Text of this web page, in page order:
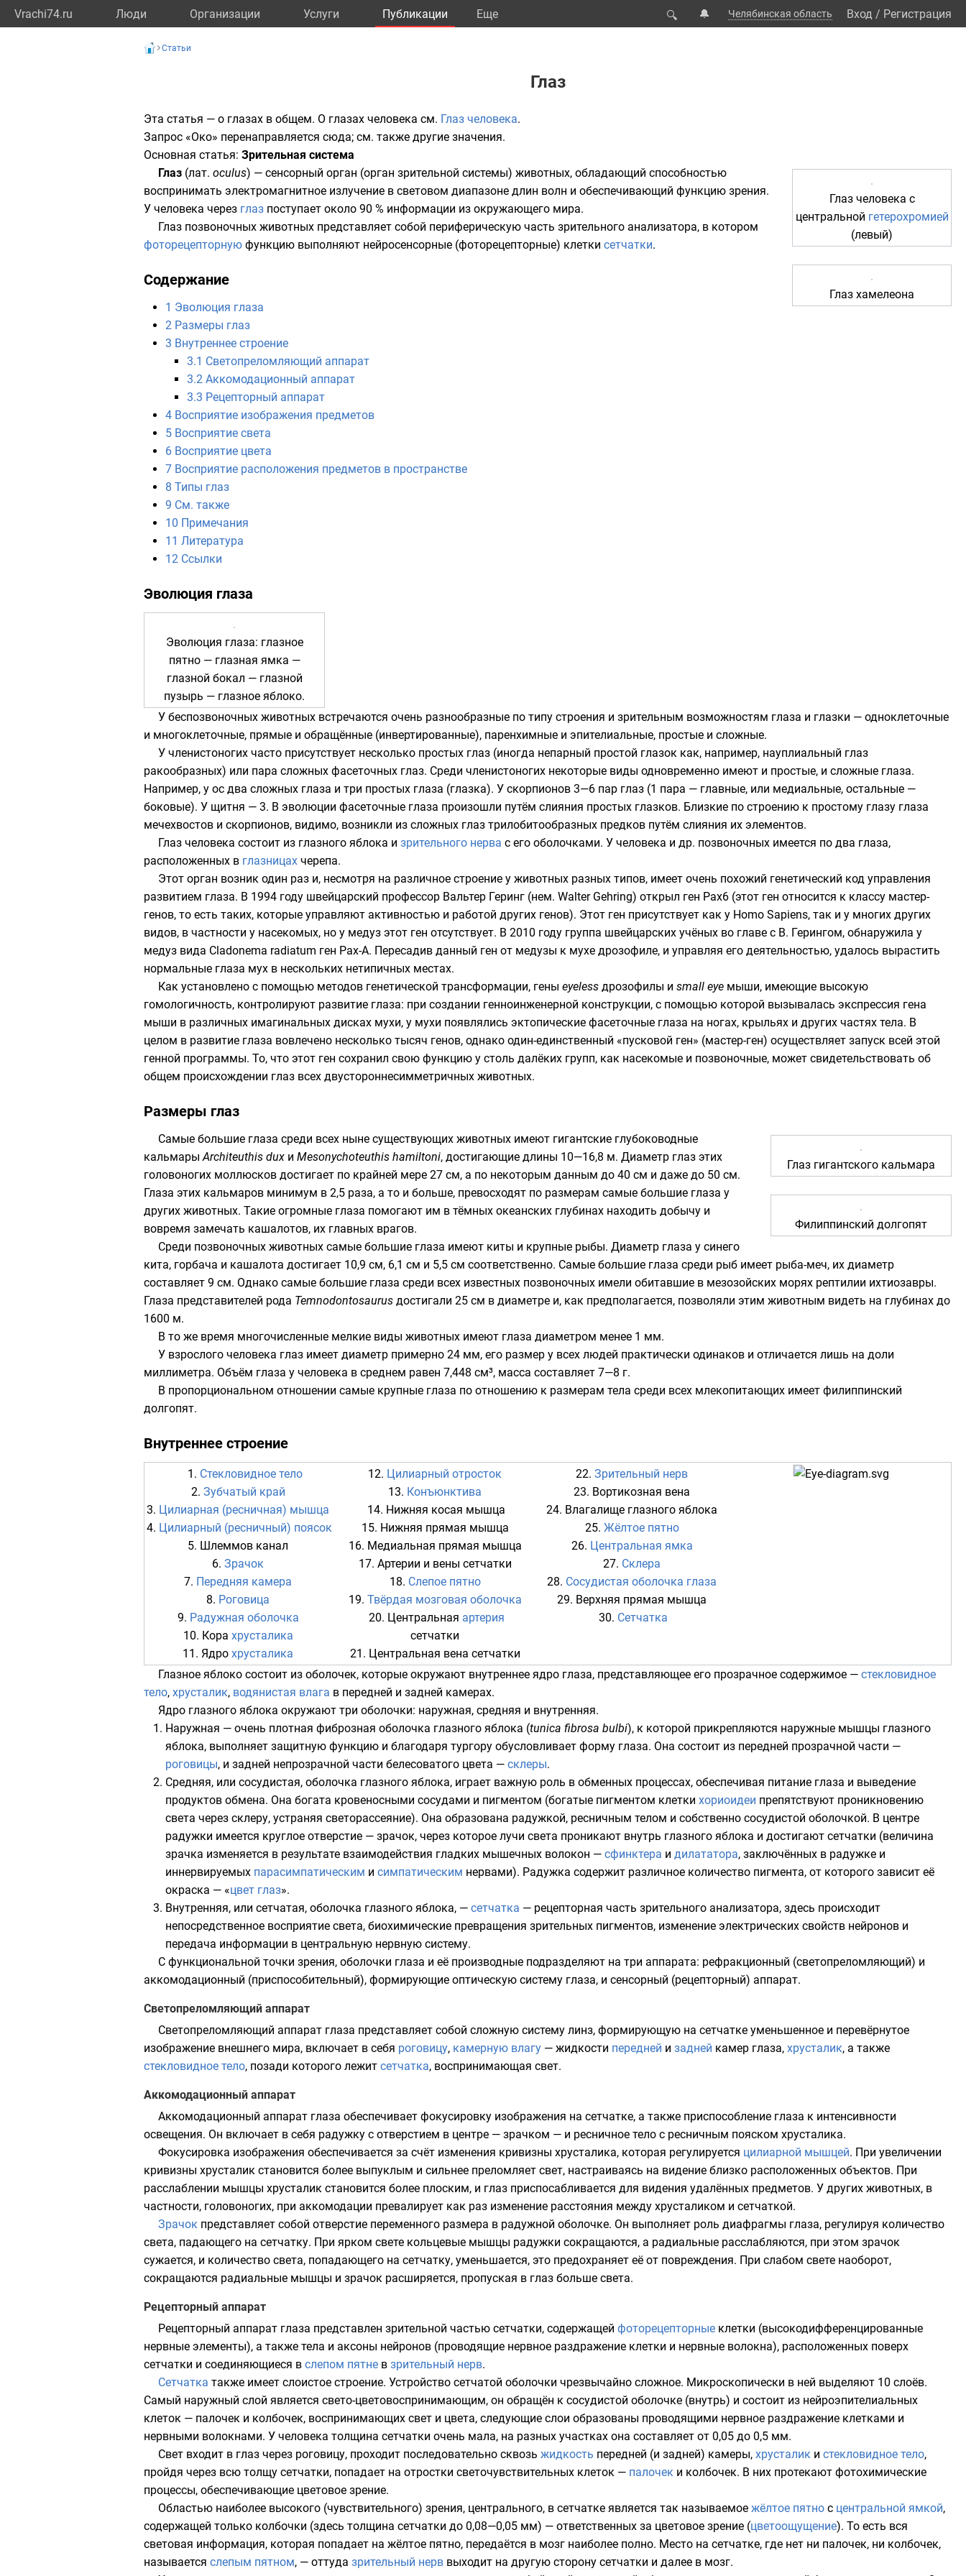
Vrachi74.ru Люди Организации Услуги Публикации Eще 🔍 🔔 Челябинская область Вход / Регистрация
Статьи
Глаз
Эта статья — о глазах в общем. О глазах человека см. Глаз человека.
Запрос «Око» перенаправляется сюда; см. также другие значения.
Основная статья: Зрительная система
Глаз человека с
центральной гетерохромией
(левый)
Глаз хамелеона
Глаз (лат. oculus) — сенсорный орган (орган зрительной системы) животных, обладающий способностью
воспринимать электромагнитное излучение в световом диапазоне длин волн и обеспечивающий функцию зрения.
У человека через глаз поступает около 90 % информации из окружающего мира.
Глаз позвоночных животных представляет собой периферическую часть зрительного анализатора, в котором
фоторецепторную функцию выполняют нейросенсорные (фоторецепторные) клетки сетчатки.
Содержание
1 Эволюция глаза
2 Размеры глаз
3 Внутреннее строение
3.1 Светопреломляющий аппарат
3.2 Аккомодационный аппарат
3.3 Рецепторный аппарат
4 Восприятие изображения предметов
5 Восприятие света
6 Восприятие цвета
7 Восприятие расположения предметов в пространстве
8 Типы глаз
9 См. также
10 Примечания
11 Литература
12 Ссылки
Эволюция глаза
Эволюция глаза: глазное
пятно — глазная ямка —
глазной бокал — глазной
пузырь — глазное яблоко.
У беспозвоночных животных встречаются очень разнообразные по типу строения и зрительным возможностям глаза и глазки — одноклеточные
и многоклеточные, прямые и обращённые (инвертированные), паренхимные и эпителиальные, простые и сложные.
У членистоногих часто присутствует несколько простых глаз (иногда непарный простой глазок как, например, науплиальный глаз
ракообразных) или пара сложных фасеточных глаз. Среди членистоногих некоторые виды одновременно имеют и простые, и сложные глаза.
Например, у ос два сложных глаза и три простых глаза (глазка). У скорпионов 3—6 пар глаз (1 пара — главные, или медиальные, остальные —
боковые). У щитня — 3. В эволюции фасеточные глаза произошли путём слияния простых глазков. Близкие по строению к простому глазу глаза
мечехвостов и скорпионов, видимо, возникли из сложных глаз трилобитообразных предков путём слияния их элементов.
Глаз человека состоит из глазного яблока и зрительного нерва с его оболочками. У человека и др. позвоночных имеется по два глаза,
расположенных в глазницах черепа.
Этот орган возник один раз и, несмотря на различное строение у животных разных типов, имеет очень похожий генетический код управления
развитием глаза. В 1994 году швейцарский профессор Вальтер Геринг (нем. Walter Gehring) открыл ген Pax6 (этот ген относится к классу мастер-
генов, то есть таких, которые управляют активностью и работой других генов). Этот ген присутствует как у Homo Sapiens, так и у многих других
видов, в частности у насекомых, но у медуз этот ген отсутствует. В 2010 году группа швейцарских учёных во главе с В. Герингом, обнаружила у
медуз вида Cladonema radiatum ген Pax-A. Пересадив данный ген от медузы к мухе дрозофиле, и управляя его деятельностью, удалось вырастить
нормальные глаза мух в нескольких нетипичных местах.
Как установлено с помощью методов генетической трансформации, гены eyeless дрозофилы и small eye мыши, имеющие высокую
гомологичность, контролируют развитие глаза: при создании генноинженерной конструкции, с помощью которой вызывалась экспрессия гена
мыши в различных имагинальных дисках мухи, у мухи появлялись эктопические фасеточные глаза на ногах, крыльях и других частях тела. В
целом в развитие глаза вовлечено несколько тысяч генов, однако один-единственный «пусковой ген» (мастер-ген) осуществляет запуск всей этой
генной программы. То, что этот ген сохранил свою функцию у столь далёких групп, как насекомые и позвоночные, может свидетельствовать об
общем происхождении глаз всех двустороннесимметричных животных.
Размеры глаз
Глаз гигантского кальмара
Филиппинский долгопят
Самые большие глаза среди всех ныне существующих животных имеют гигантские глубоководные
кальмары Architeuthis dux и Mesonychoteuthis hamiltoni, достигающие длины 10—16,8 м. Диаметр глаз этих
головоногих моллюсков достигает по крайней мере 27 см, а по некоторым данным до 40 см и даже до 50 см.
Глаза этих кальмаров минимум в 2,5 раза, а то и больше, превосходят по размерам самые большие глаза у
других животных. Такие огромные глаза помогают им в тёмных океанских глубинах находить добычу и
вовремя замечать кашалотов, их главных врагов.
Среди позвоночных животных самые большие глаза имеют киты и крупные рыбы. Диаметр глаза у синего
кита, горбача и кашалота достигает 10,9 см, 6,1 см и 5,5 см соответственно. Самые большие глаза среди рыб имеет рыба-меч, их диаметр
составляет 9 см. Однако самые большие глаза среди всех известных позвоночных имели обитавшие в мезозойских морях рептилии ихтиозавры.
Глаза представителей рода Temnodontosaurus достигали 25 см в диаметре и, как предполагается, позволяли этим животным видеть на глубинах до
1600 м.
В то же время многочисленные мелкие виды животных имеют глаза диаметром менее 1 мм.
У взрослого человека глаз имеет диаметр примерно 24 мм, его размер у всех людей практически одинаков и отличается лишь на доли
миллиметра. Объём глаза у человека в среднем равен 7,448 см³, масса составляет 7—8 г.
В пропорциональном отношении самые крупные глаза по отношению к размерам тела среди всех млекопитающих имеет филиппинский
долгопят.
Внутреннее строение
1. Стекловидное тело
2. Зубчатый край
3. Цилиарная (ресничная) мышца
4. Цилиарный (ресничный) поясок
5. Шлеммов канал
6. Зрачок
7. Передняя камера
8. Роговица
9. Радужная оболочка
10. Кора хрусталика
11. Ядро хрусталика
12. Цилиарный отросток
13. Конъюнктива
14. Нижняя косая мышца
15. Нижняя прямая мышца
16. Медиальная прямая мышца
17. Артерии и вены сетчатки
18. Слепое пятно
19. Твёрдая мозговая оболочка
20. Центральная артерия
сетчатки
21. Центральная вена сетчатки
22. Зрительный нерв
23. Вортикозная вена
24. Влагалище глазного яблока
25. Жёлтое пятно
26. Центральная ямка
27. Склера
28. Сосудистая оболочка глаза
29. Верхняя прямая мышца
30. Сетчатка
Глазное яблоко состоит из оболочек, которые окружают внутреннее ядро глаза, представляющее его прозрачное содержимое — стекловидное
тело, хрусталик, водянистая влага в передней и задней камерах.
Ядро глазного яблока окружают три оболочки: наружная, средняя и внутренняя.
Наружная — очень плотная фиброзная оболочка глазного яблока (tunica fibrosa bulbi), к которой прикрепляются наружные мышцы глазного
яблока, выполняет защитную функцию и благодаря тургору обусловливает форму глаза. Она состоит из передней прозрачной части —
роговицы, и задней непрозрачной части белесоватого цвета — склеры.
Средняя, или сосудистая, оболочка глазного яблока, играет важную роль в обменных процессах, обеспечивая питание глаза и выведение
продуктов обмена. Она богата кровеносными сосудами и пигментом (богатые пигментом клетки хориоидеи препятствуют проникновению
света через склеру, устраняя светорассеяние). Она образована радужкой, ресничным телом и собственно сосудистой оболочкой. В центре
радужки имеется круглое отверстие — зрачок, через которое лучи света проникают внутрь глазного яблока и достигают сетчатки (величина
зрачка изменяется в результате взаимодействия гладких мышечных волокон — сфинктера и дилататора, заключённых в радужке и
иннервируемых парасимпатическим и симпатическим нервами). Радужка содержит различное количество пигмента, от которого зависит её
окраска — «цвет глаз».
Внутренняя, или сетчатая, оболочка глазного яблока, — сетчатка — рецепторная часть зрительного анализатора, здесь происходит
непосредственное восприятие света, биохимические превращения зрительных пигментов, изменение электрических свойств нейронов и
передача информации в центральную нервную систему.
С функциональной точки зрения, оболочки глаза и её производные подразделяют на три аппарата: рефракционный (светопреломляющий) и
аккомодационный (приспособительный), формирующие оптическую систему глаза, и сенсорный (рецепторный) аппарат.
Светопреломляющий аппарат
Светопреломляющий аппарат глаза представляет собой сложную систему линз, формирующую на сетчатке уменьшенное и перевёрнутое
изображение внешнего мира, включает в себя роговицу, камерную влагу — жидкости передней и задней камер глаза, хрусталик, а также
стекловидное тело, позади которого лежит сетчатка, воспринимающая свет.
Аккомодационный аппарат
Аккомодационный аппарат глаза обеспечивает фокусировку изображения на сетчатке, а также приспособление глаза к интенсивности
освещения. Он включает в себя радужку с отверстием в центре — зрачком — и ресничное тело с ресничным пояском хрусталика.
Фокусировка изображения обеспечивается за счёт изменения кривизны хрусталика, которая регулируется цилиарной мышцей. При увеличении
кривизны хрусталик становится более выпуклым и сильнее преломляет свет, настраиваясь на видение близко расположенных объектов. При
расслаблении мышцы хрусталик становится более плоским, и глаз приспосабливается для видения удалённых предметов. У других животных, в
частности, головоногих, при аккомодации превалирует как раз изменение расстояния между хрусталиком и сетчаткой.
Зрачок представляет собой отверстие переменного размера в радужной оболочке. Он выполняет роль диафрагмы глаза, регулируя количество
света, падающего на сетчатку. При ярком свете кольцевые мышцы радужки сокращаются, а радиальные расслабляются, при этом зрачок
сужается, и количество света, попадающего на сетчатку, уменьшается, это предохраняет её от повреждения. При слабом свете наоборот,
сокращаются радиальные мышцы и зрачок расширяется, пропуская в глаз больше света.
Рецепторный аппарат
Рецепторный аппарат глаза представлен зрительной частью сетчатки, содержащей фоторецепторные клетки (высокодифференцированные
нервные элементы), а также тела и аксоны нейронов (проводящие нервное раздражение клетки и нервные волокна), расположенных поверх
сетчатки и соединяющиеся в слепом пятне в зрительный нерв.
Сетчатка также имеет слоистое строение. Устройство сетчатой оболочки чрезвычайно сложное. Микроскопически в ней выделяют 10 слоёв.
Самый наружный слой является свето-цветовоспринимающим, он обращён к сосудистой оболочке (внутрь) и состоит из нейроэпителиальных
клеток — палочек и колбочек, воспринимающих свет и цвета, следующие слои образованы проводящими нервное раздражение клетками и
нервными волокнами. У человека толщина сетчатки очень мала, на разных участках она составляет от 0,05 до 0,5 мм.
Свет входит в глаз через роговицу, проходит последовательно сквозь жидкость передней (и задней) камеры, хрусталик и стекловидное тело,
пройдя через всю толщу сетчатки, попадает на отростки светочувствительных клеток — палочек и колбочек. В них протекают фотохимические
процессы, обеспечивающие цветовое зрение.
Областью наиболее высокого (чувствительного) зрения, центрального, в сетчатке является так называемое жёлтое пятно с центральной ямкой,
содержащей только колбочки (здесь толщина сетчатки до 0,08—0,05 мм) — ответственных за цветовое зрение (цветоощущение). То есть вся
световая информация, которая попадает на жёлтое пятно, передаётся в мозг наиболее полно. Место на сетчатке, где нет ни палочек, ни колбочек,
называется слепым пятном, — оттуда зрительный нерв выходит на другую сторону сетчатки и далее в мозг.